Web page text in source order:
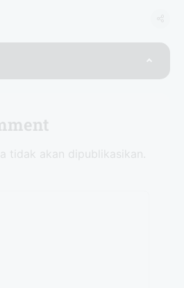
tidak akan dipublikasikan.